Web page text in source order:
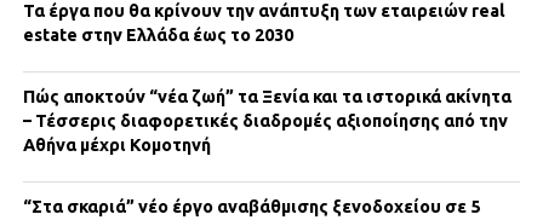
Τα έργα που θα κρίνουν την ανάπτυξη των εταιρειών real
estate στην Ελλάδα έως το 2030
Πώς αποκτούν “νέα ζωή” τα Ξενία και τα ιστορικά ακίνητα
– Τέσσερις διαφορετικές διαδρομές αξιοποίησης από την
Αθήνα μέχρι Κομοτηνή
“Στα σκαριά” νέο έργο αναβάθμισης ξενοδοχείου σε 5